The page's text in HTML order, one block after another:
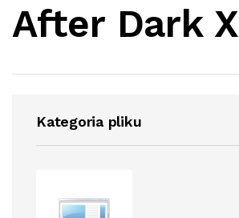
After Dark X
Kategoria pliku